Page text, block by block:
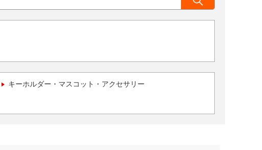
キーホルダー・マスコット・アクセサリー